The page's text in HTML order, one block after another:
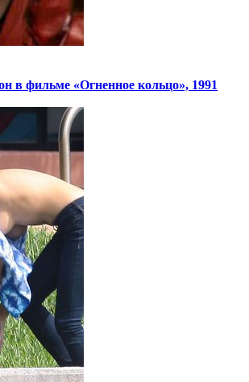
в фильме «Огненное кольцо», 1991